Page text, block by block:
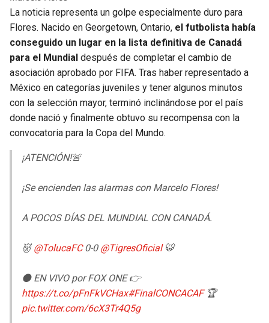
La noticia representa un golpe especialmente duro para
Flores. Nacido en Georgetown, Ontario, el futbolista había
conseguido un lugar en la lista definitiva de Canadá
para el Mundial después de completar el cambio de
asociación aprobado por FIFA. Tras haber representado a
México en categorías juveniles y tener algunos minutos
con la selección mayor, terminó inclinándose por el país
donde nació y finalmente obtuvo su recompensa con la
convocatoria para la Copa del Mundo.
¡ATENCIÓN!🚨
¡Se encienden las alarmas con Marcelo Flores!
A POCOS DÍAS DEL MUNDIAL CON CANADÁ.
👹 @TolucaFC0-0 @TigresOficial🐯
⚫️ EN VIVO por FOX ONE 👉
https://t.co/pFnFkVCHax#FinalCONCACAF🏆
pic.twitter.com/6cX3Tr4Q5g